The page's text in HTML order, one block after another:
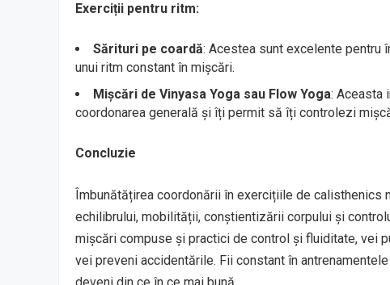
Exerciții pentru ritm:
Sărituri pe coardă: Acestea sunt excelente pentru
unui ritm constant în mișcări.
Mișcări de Vinyasa Yoga sau Flow Yoga: Aceasta
coordonarea generală și îți permit să îți controlezi
Concluzie
Îmbunătățirea coordonării în exercițiile de
echilibrului, mobilității, conștientizării corpului și
mișcări compuse și practici de control și fluiditate, vei
vei preveni accidentările. Fii constant în